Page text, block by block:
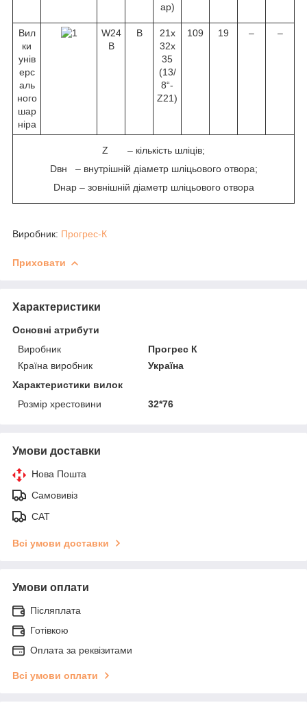
ар)
Вил
ки
унів
ерс
аль
ного
шар
ніра
W24
B
B
21х
32х
35
(13/
8“-
Z21)
109 19 – –
Z – кількість шліців;
Dвн – внутрішній діаметр шліцьового отвора;
Dнар – зовнішній діаметр шліцьового отвора
Виробник: Прогрес-К
Приховати
Характеристики
Основні атрибути
Виробник
Прогрес К
Країна виробник
Україна
Характеристики вилок
Розмір хрестовини
32*76
Умови доставки
Нова Пошта
Самовивіз
САТ
Всі умови доставки
Умови оплати
Післяплата
Готівкою
Оплата за реквізитами
Всі умови оплати